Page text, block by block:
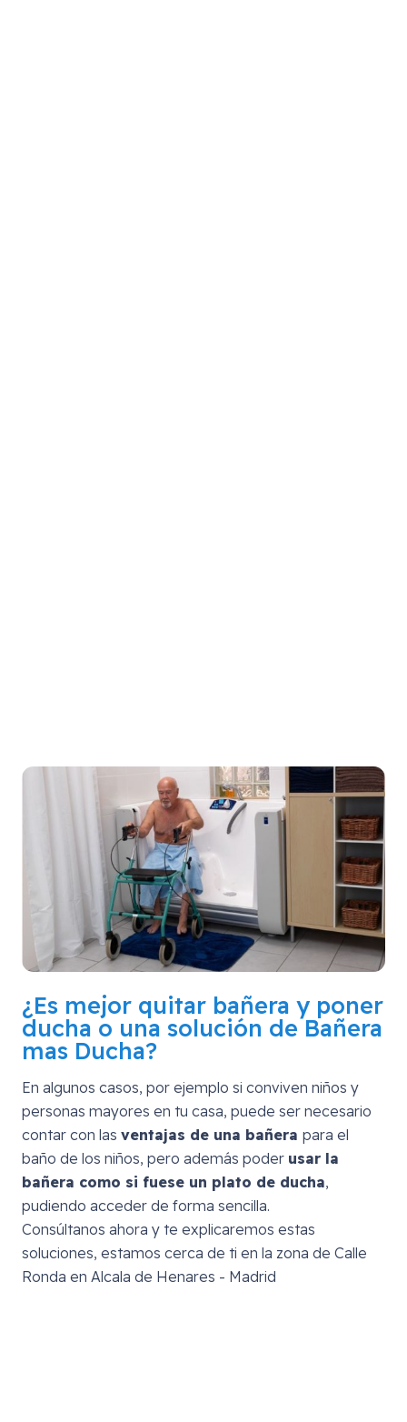
¿Es mejor quitar bañera y poner
ducha o una solución de Bañera
mas Ducha?
En algunos casos, por ejemplo si conviven niños y
personas mayores en tu casa, puede ser necesario
contar con las ventajas de una bañera para el
baño de los niños, pero además poder usar la
bañera como si fuese un plato de ducha,
pudiendo acceder de forma sencilla.
Consúltanos ahora y te explicaremos estas
soluciones, estamos cerca de ti en la zona de Calle
Ronda en Alcala de Henares - Madrid